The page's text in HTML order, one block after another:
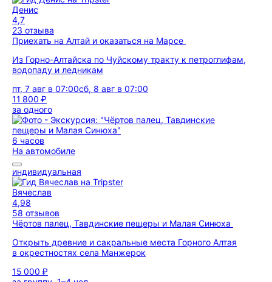
Денис
4,7
23 отзыва
Приехать на Алтай и оказаться на Марсе
Из Горно-Алтайска по Чуйскому тракту к петроглифам,
водопаду и ледникам
пт, 7 авг в 07:00сб, 8 авг в 07:00
11 800 ₽
за одного
6 часов
На автомобиле
индивидуальная
Вячеслав
4,98
58 отзывов
Чёртов палец, Тавдинские пещеры и Малая Синюха
Открыть древние и сакральные места Горного Алтая
в окрестностях села Манжерок
15 000 ₽